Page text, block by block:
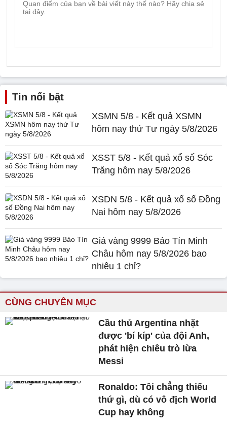
Tin nổi bật
XSMN 5/8 - Kết quả XSMN
hôm nay thứ Tư ngày 5/8/2026
XSST 5/8 - Kết quả xổ số Sóc
Trăng hôm nay 5/8/2026
XSDN 5/8 - Kết quả xổ số Đồng
Nai hôm nay 5/8/2026
Giá vàng 9999 Bảo Tín Minh
Châu hôm nay 5/8/2026 bao
nhiêu 1 chỉ?
CÙNG CHUYÊN MỤC
Cầu thủ Argentina nhặt
được 'bí kíp' của đội Anh,
phát hiện chiêu trò lừa
Messi
Ronaldo: Tôi chẳng thiếu
thứ gì, dù có vô địch World
Cup hay không